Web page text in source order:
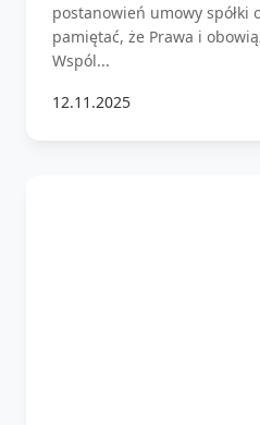
postanowień umowy spółki
pamiętać, że Prawa i
Wspól...
12.11.2025